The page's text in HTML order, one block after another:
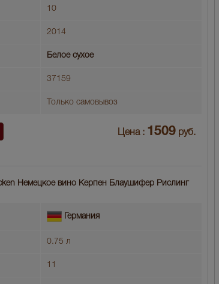
10
2014
Белое сухое
37159
Только самовывоз
Цена : 1509 руб.
Немецкое вино Керпен Блаушифер Рислинг
Германия
0.75 л
11